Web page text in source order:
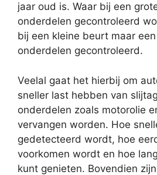
jaar oud is. Waar bij een
onderdelen gecontroleerd
bij een kleine beurt maar
onderdelen gecontroleerd.
Veelal gaat het hierbij om
sneller last hebben van
onderdelen zoals motorolie
vervangen worden. Hoe
gedetecteerd wordt, hoe
voorkomen wordt en hoe
kunt genieten. Bovendien